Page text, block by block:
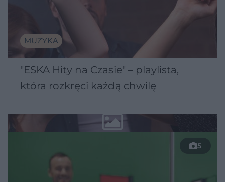
MUZYKA
"ESKA Hity na Czasie" – playlista,
która rozkręci każdą chwilę
5